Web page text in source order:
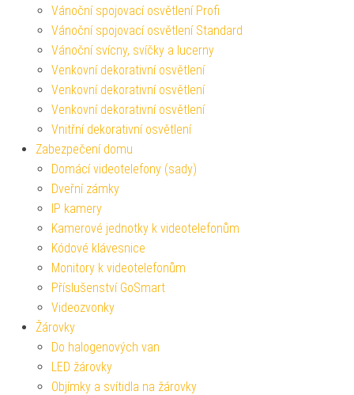
Vánoční spojovací osvětlení Profi
Vánoční spojovací osvětlení Standard
Vánoční svícny, svíčky a lucerny
Venkovní dekorativní osvětlení
Venkovní dekorativní osvětlení
Venkovní dekorativní osvětlení
Vnitřní dekorativní osvětlení
Zabezpečení domu
Domácí videotelefony (sady)
Dveřní zámky
IP kamery
Kamerové jednotky k videotelefonům
Kódové klávesnice
Monitory k videotelefonům
Příslušenství GoSmart
Videozvonky
Žárovky
Do halogenových van
LED žárovky
Objímky a svítidla na žárovky